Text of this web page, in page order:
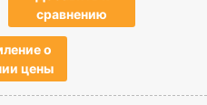
сравнению
о
цены